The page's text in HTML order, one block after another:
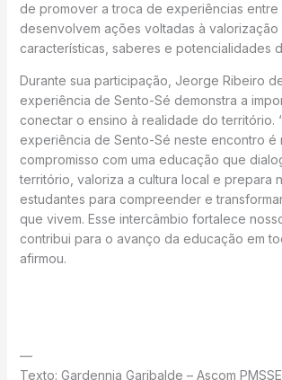
de promover a troca de experiências entre
desenvolvem ações voltadas à valorização
características, saberes e potencialidades
Durante sua participação, Jeorge Ribeiro
experiência de Sento-Sé demonstra a
conectar o ensino à realidade do território.
experiência de Sento-Sé neste encontro é
compromisso com uma educação que
território, valoriza a cultura local e prepara
estudantes para compreender e
que vivem. Esse intercâmbio fortalece
contribui para o avanço da educação em
afirmou.
—
Texto: Gardennia Garibalde – Ascom PMSSE